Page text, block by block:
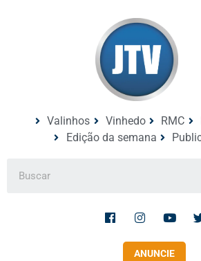
Valinhos Vinhedo RMC
Edição da semana
ANUNCIE